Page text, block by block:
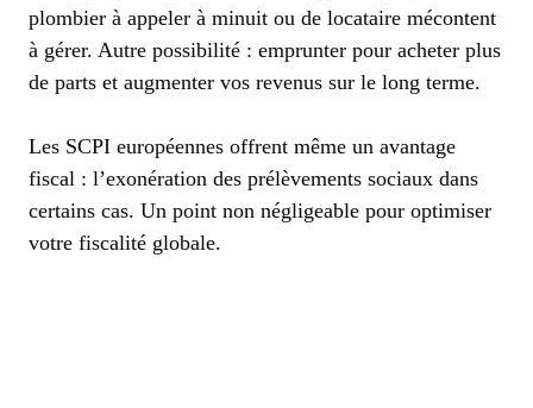
plombier à appeler à minuit ou de locataire mécontent
à gérer. Autre possibilité : emprunter pour acheter plus
de parts et augmenter vos revenus sur le long terme.
Les SCPI européennes offrent même un avantage
fiscal : l’exonération des prélèvements sociaux dans
certains cas. Un point non négligeable pour optimiser
votre fiscalité globale.